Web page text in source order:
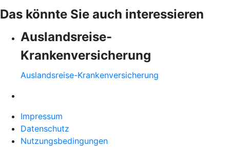
Das könnte Sie auch interessieren
Auslandsreise-
Krankenversicherung
Auslandsreise-Krankenversicherung
Impressum
Datenschutz
Nutzungsbedingungen